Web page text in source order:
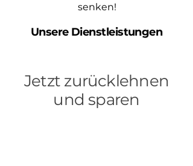
senken!
Unsere Dienstleistungen
Jetzt zurücklehnen
und sparen